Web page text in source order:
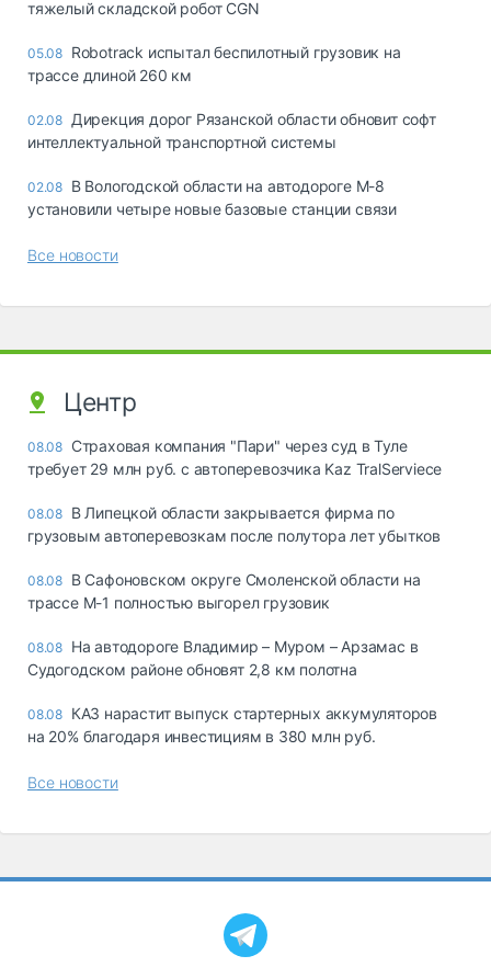
тяжелый складской робот CGN
05.08 Robotrack испытал беспилотный грузовик на
трассе длиной 260 км
02.08 Дирекция дорог Рязанской области обновит софт
интеллектуальной транспортной системы
02.08 В Вологодской области на автодороге М-8
установили четыре новые базовые станции связи
Все новости
Центр
08.08 Страховая компания "Пари" через суд в Туле
требует 29 млн руб. с автоперевозчика Kaz TralServiece
08.08 В Липецкой области закрывается фирма по
грузовым автоперевозкам после полутора лет убытков
08.08 В Сафоновском округе Смоленской области на
трассе М-1 полностью выгорел грузовик
08.08 На автодороге Владимир – Муром – Арзамас в
Судогодском районе обновят 2,8 км полотна
08.08 КАЗ нарастит выпуск стартерных аккумуляторов
на 20% благодаря инвестициям в 380 млн руб.
Все новости